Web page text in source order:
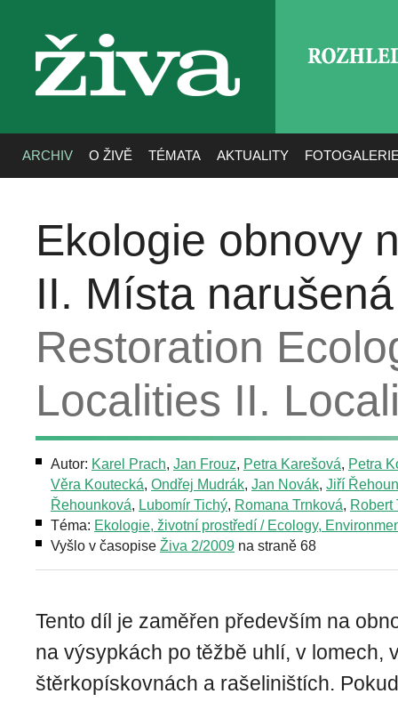
živa
ARCHIV O ŽIVĚ TÉMATA AKTUALITY
Ekologie obnovy
II. Místa
Restoration
Localities II.
Autor: Karel Prach, Jan Frouz, Petra Karešová, Petra
Věra Koutecká, Ondřej Mudrák, Jan Novák, Jiří
Řehounková, Lubomír Tichý, Romana Trnková, Robert
Téma: Ekologie, životní prostředí / Ecology,
Vyšlo v časopise Živa 2/2009 na straně 68
Tento díl je zaměřen především na
na výsypkách po těžbě uhlí, v lomech,
štěrkopískovnách a rašeliništích.